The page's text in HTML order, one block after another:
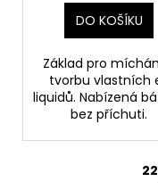
DO KOŠÍKU
Základ pro
tvorbu vlastních
liquidů. Nabízená
bez příchuti.
22